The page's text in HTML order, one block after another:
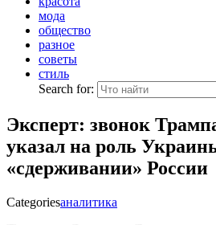
мода
общество
разное
советы
стиль
Search for:
Эксперт: звонок
указал на роль
«сдерживании» России
Categoriesаналитика